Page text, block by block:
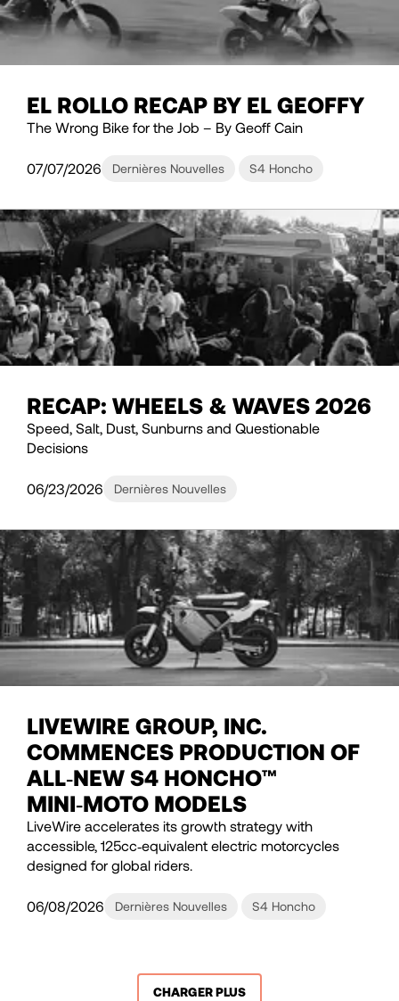
EL ROLLO RECAP BY EL GEOFFY
The Wrong Bike for the Job – By Geoff Cain
07/07/2026 Dernières Nouvelles S4 Honcho
RECAP: WHEELS & WAVES 2026
Speed, Salt, Dust, Sunburns and Questionable
Decisions
06/23/2026 Dernières Nouvelles
LIVEWIRE GROUP, INC.
COMMENCES PRODUCTION OF
ALL‑NEW S4 HONCHO™
MINI‑MOTO MODELS
LiveWire accelerates its growth strategy with
accessible, 125cc‑equivalent electric motorcycles
designed for global riders.
06/08/2026 Dernières Nouvelles S4 Honcho
CHARGER PLUS